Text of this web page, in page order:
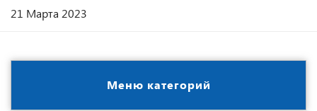
21 Марта 2023
Меню категорий